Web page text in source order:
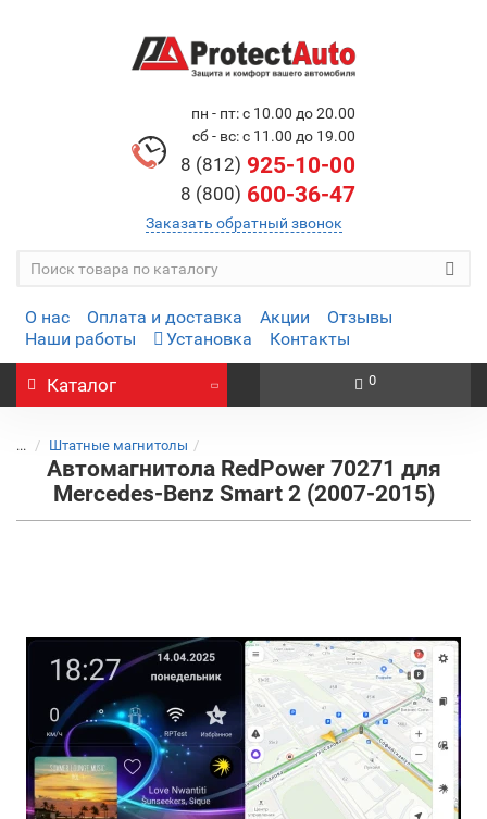
пн - пт: с 10.00 до 20.00
сб - вс: с 11.00 до 19.00
8 (812) 925-10-00
8 (800) 600-36-47
Заказать обратный звонок
О нас Оплата и доставка Акции
Отзывы
Наши работы
Установка Контакты
Каталог 0
... Штатные магнитолы
Автомагнитола RedPower 70271 для
Mercedes-Benz Smart 2 (2007-2015)